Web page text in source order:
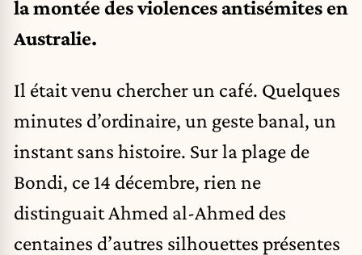
la montée des violences antisémites en
Australie.
Il était venu chercher un café. Quelques
minutes d’ordinaire, un geste banal, un
instant sans histoire. Sur la plage de
Bondi, ce 14 décembre, rien ne
distinguait Ahmed al-Ahmed des
centaines d’autres silhouettes présentes